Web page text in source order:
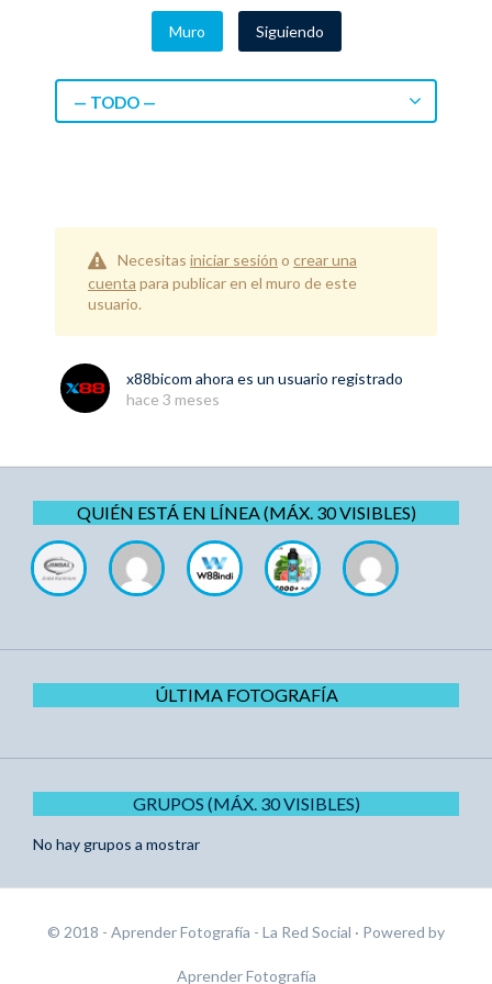
Muro Siguiendo
— TODO —
Necesitas iniciar sesión o crear una
cuenta para publicar en el muro de este
usuario.
x88bicom ahora es un usuario registrado
hace 3 meses
QUIÉN ESTÁ EN LÍNEA (MÁX. 30 VISIBLES)
ÚLTIMA FOTOGRAFÍA
GRUPOS (MÁX. 30 VISIBLES)
No hay grupos a mostrar
© 2018 - Aprender Fotografía - La Red Social · Powered by
Aprender Fotografía